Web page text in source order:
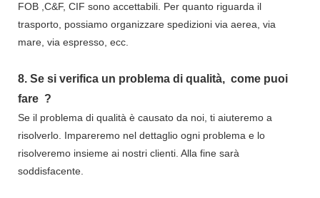
FOB ,C&F, CIF sono accettabili. Per quanto riguarda il
trasporto, possiamo organizzare spedizioni via aerea, via
mare, via espresso, ecc.
8. Se si verifica un problema di qualità, come puoi
fare ?
Se il problema di qualità è causato da noi, ti aiuteremo a
risolverlo. Impareremo nel dettaglio ogni problema e lo
risolveremo insieme ai nostri clienti. Alla fine sarà
soddisfacente.